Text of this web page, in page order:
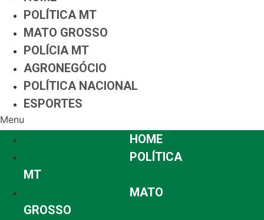
POLÍTICA MT
MATO GROSSO
POLÍCIA MT
AGRONEGÓCIO
POLÍTICA NACIONAL
ESPORTES
Menu
HOME
POLÍTICA
MT
MATO
GROSSO